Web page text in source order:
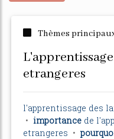
Thèmes
l'apprentissage des langues
etrangeres
l'apprentissage des
• importance de
etrangeres •